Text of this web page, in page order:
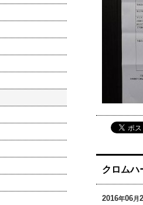
クロムハ
2016年06月